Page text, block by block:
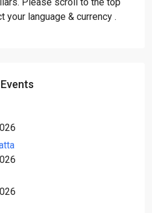
language & currency .